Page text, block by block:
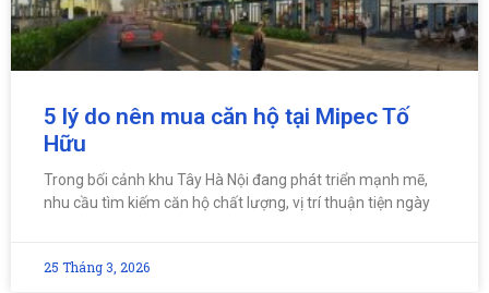
5 lý do nên mua căn hộ tại Mipec Tố
Hữu
Trong bối cảnh khu Tây Hà Nội đang phát triển mạnh mẽ,
nhu cầu tìm kiếm căn hộ chất lượng, vị trí thuận tiện ngày
25 Tháng 3, 2026